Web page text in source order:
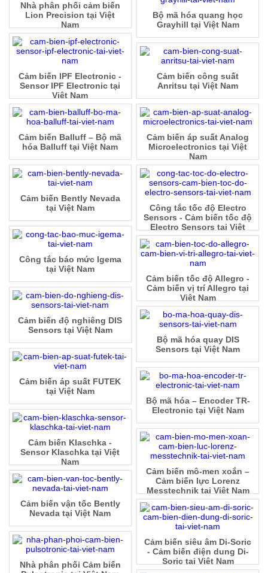
Nhà phân phối cảm biến
Lion Precision tại Việt
Nam
Bộ mã hóa quang học
Grayhill tại Việt Nam
Cảm biến IPF Electronic -
Sensor IPF Electronic tại
Việt Nam
Cảm biến công suất
Anritsu tại Việt Nam
Cảm biến Balluff – Bộ mã
hóa Balluff tại Việt Nam
Cảm biến áp suất Analog
Microelectronics tại Việt
Nam
Cảm biến Bently Nevada
tại Việt Nam
Công tắc tốc độ Electro
Sensors - Cảm biến tốc độ
Electro Sensors tại Việt
Nam
Công tắc báo mức Igema
tại Việt Nam
Cảm biến tốc độ Allegro -
Cảm biến vị trí Allegro tại
Việt Nam
Cảm biến độ nghiêng DIS
Sensors tại Việt Nam
Bộ mã hóa quay DIS
Sensors tại Việt Nam
Cảm biến áp suất FUTEK
tại Việt Nam
Bộ mã hóa – Encoder TR-
Electronic tại Việt Nam
Cảm biến Klaschka -
Sensor Klaschka tại Việt
Nam
Cảm biến mô-men xoắn –
Cảm biến lực Lorenz
Messtechnik tại Việt Nam
Cảm biến vận tốc Bently
Nevada tại Việt Nam
Cảm biến siêu âm Di-Soric
- Cảm biến điện dung Di-
Soric tại Việt Nam
Nhà phân phối Cảm biến